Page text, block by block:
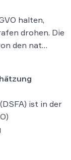
halten,
drohen. Die
den nat…
ist in der